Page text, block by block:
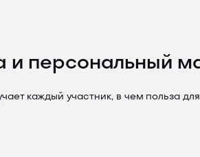
и персональный
каждый участник, в чем польза